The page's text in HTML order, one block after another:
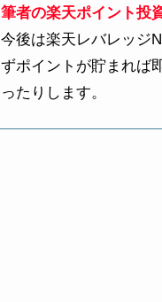
筆者の楽天ポイント投
今後は楽天レバレッジ
ずポイントが貯まれば
ったりします。